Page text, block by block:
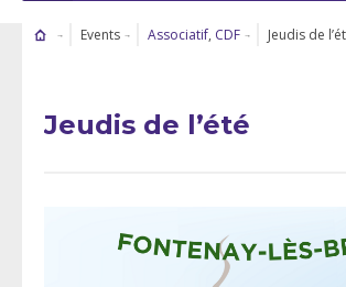
Events Associatif, CDF Jeudis de
Jeudis de l’été